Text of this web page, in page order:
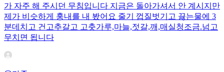
가 자주 해 주시던 무침입니다 지금은 돌아가셔서 안 계시지만
제가 비슷하게 훙내를 내 봤어요 줄기 껍질벗기고 끓는물에 3
분데치고 건고추갈고 고춧가루,마늘,젓갈,깨,매실청조금.넘고
무치면 됩니다